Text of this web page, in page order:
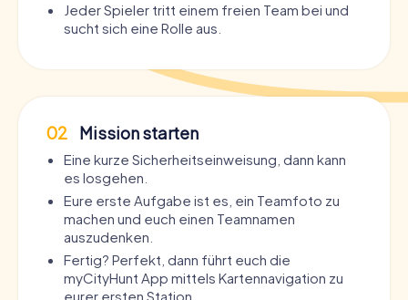
Jeder Spieler tritt einem freien Team bei und
sucht sich eine Rolle aus.
02 Mission starten
Eine kurze Sicherheitseinweisung, dann kann
es losgehen.
Eure erste Aufgabe ist es, ein Teamfoto zu
machen und euch einen Teamnamen
auszudenken.
Fertig? Perfekt, dann führt euch die
myCityHunt App mittels Kartennavigation zu
eurer ersten Station.